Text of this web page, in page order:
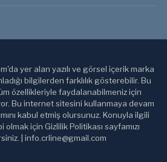
yer alan yazılı ve görsel içerik marka
bilgilerden farklılık gösterebilir. Bu
özellikleriyle faydalanabilmeniz için
Bu internet sitesini kullanmaya devam
kabul etmiş olursunuz. Konuyla ilgili
için Gizlilik Politikası sayfamızı
| info.crline@gmail.com